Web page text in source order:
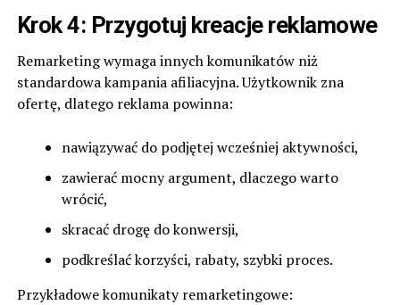
Krok 4: Przygotuj kreacje reklamowe
Remarketing wymaga innych komunikatów niż
standardowa kampania afiliacyjna. Użytkownik zna
ofertę, dlatego reklama powinna:
nawiązywać do podjętej wcześniej aktywności,
zawierać mocny argument, dlaczego warto
wrócić,
skracać drogę do konwersji,
podkreślać korzyści, rabaty, szybki proces.
Przykładowe komunikaty remarketingowe: